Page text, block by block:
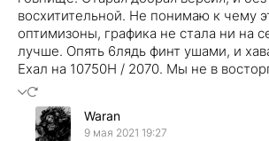
восхитительной. Не понимаю к чему
оптимизоны, графика не стала ни на
лучше. Опять 6лядь финт ушами, и
Ехал на 10750Н / 2070. Мы не в
Waran
9 мая 2021 19:27